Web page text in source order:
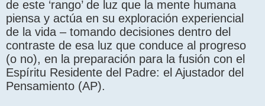
de este ‘rango’ de luz que la mente humana
piensa y actúa en su exploración experiencial
de la vida – tomando decisiones dentro del
contraste de esa luz que conduce al progreso
(o no), en la preparación para la fusión con el
Espíritu Residente del Padre: el Ajustador del
Pensamiento (AP).